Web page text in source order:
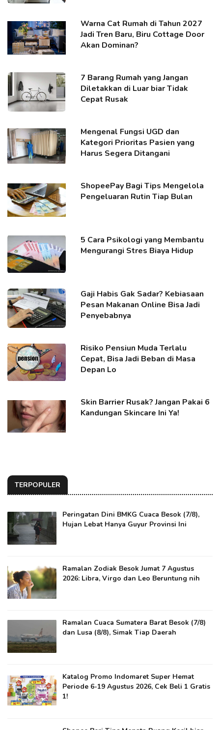
Warna Cat Rumah di Tahun 2027
Jadi Tren Baru, Biru Cottage Door
Akan Dominan?
7 Barang Rumah yang Jangan
Diletakkan di Luar biar Tidak
Cepat Rusak
Mengenal Fungsi UGD dan
Kategori Prioritas Pasien yang
Harus Segera Ditangani
ShopeePay Bagi Tips Mengelola
Pengeluaran Rutin Tiap Bulan
5 Cara Psikologi yang Membantu
Mengurangi Stres Biaya Hidup
Gaji Habis Gak Sadar? Kebiasaan
Pesan Makanan Online Bisa Jadi
Penyebabnya
Risiko Pensiun Muda Terlalu
Cepat, Bisa Jadi Beban di Masa
Depan Lo
Skin Barrier Rusak? Jangan Pakai 6
Kandungan Skincare Ini Ya!
TERPOPULER
Peringatan Dini BMKG Cuaca Besok (7/8),
Hujan Lebat Hanya Guyur Provinsi Ini
Ramalan Zodiak Besok Jumat 7 Agustus
2026: Libra, Virgo dan Leo Beruntung nih
Ramalan Cuaca Sumatera Barat Besok (7/8)
dan Lusa (8/8), Simak Tiap Daerah
Katalog Promo Indomaret Super Hemat
Periode 6-19 Agustus 2026, Cek Beli 1 Gratis
1!